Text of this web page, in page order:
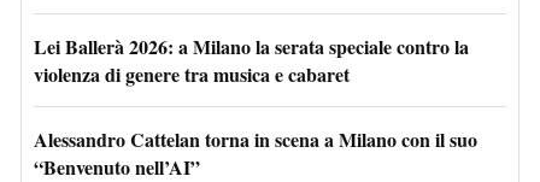
Lei Ballerà 2026: a Milano la serata speciale contro la
violenza di genere tra musica e cabaret
Alessandro Cattelan torna in scena a Milano con il suo
“Benvenuto nell’AI”